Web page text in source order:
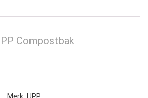
Compostbak